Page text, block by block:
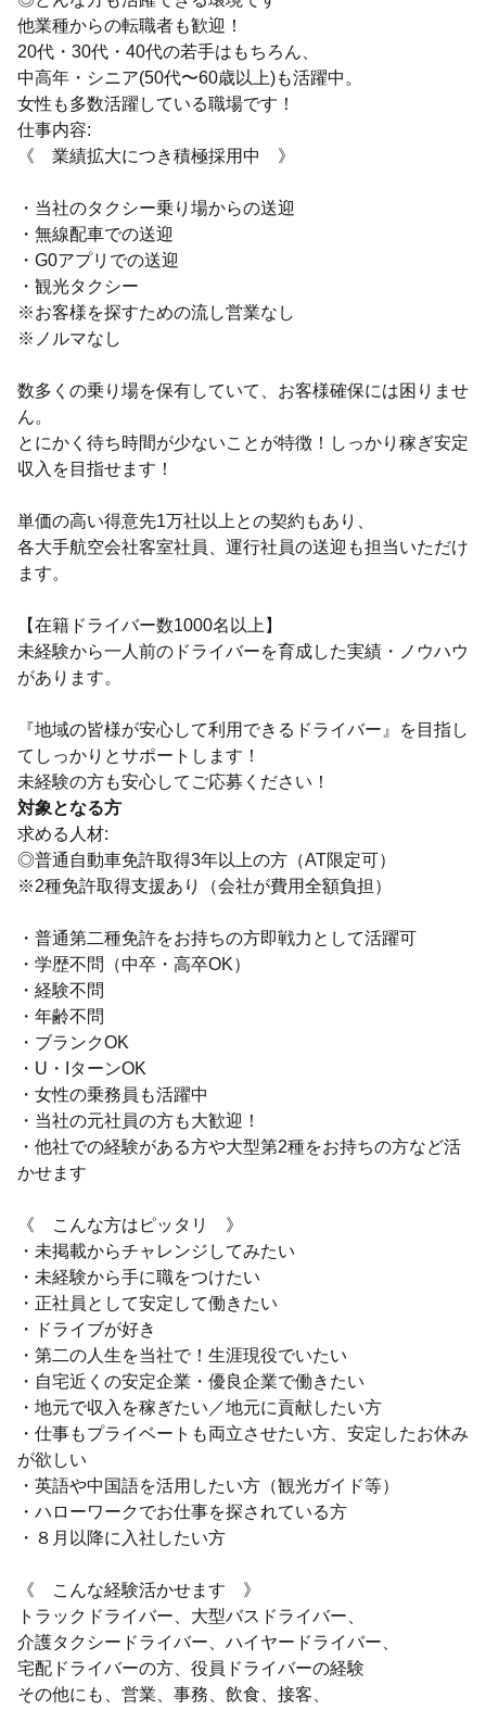
他業種からの転職者も歓迎！
20代・30代・40代の若手はもちろん、
中高年・シニア(50代〜60歳以上)も活躍中。
女性も多数活躍している職場です！
仕事内容:
《 業績拡大につき積極採用中 》
・当社のタクシー乗り場からの送迎
・無線配車での送迎
・G0アプリでの送迎
・観光タクシー
※お客様を探すための流し営業なし
※ノルマなし
数多くの乗り場を保有していて、お客様確保には困りませ
ん。
とにかく待ち時間が少ないことが特徴！しっかり稼ぎ安定
収入を目指せます！
単価の高い得意先1万社以上との契約もあり、
各大手航空会社客室社員、運行社員の送迎も担当いただけ
ます。
【在籍ドライバー数1000名以上】
未経験から一人前のドライバーを育成した実績・ノウハウ
があります。
『地域の皆様が安心して利用できるドライバー』を目指し
てしっかりとサポートします！
未経験の方も安心してご応募ください！
対象となる方
求める人材:
◎普通自動車免許取得3年以上の方（AT限定可）
※2種免許取得支援あり（会社が費用全額負担）
・普通第二種免許をお持ちの方即戦力として活躍可
・学歴不問（中卒・高卒OK）
・経験不問
・年齢不問
・ブランクOK
・U・IターンOK
・女性の乗務員も活躍中
・当社の元社員の方も大歓迎！
・他社での経験がある方や大型第2種をお持ちの方など活
かせます
《 こんな方はピッタリ 》
・未掲載からチャレンジしてみたい
・未経験から手に職をつけたい
・正社員として安定して働きたい
・ドライブが好き
・第二の人生を当社で！生涯現役でいたい
・自宅近くの安定企業・優良企業で働きたい
・地元で収入を稼ぎたい／地元に貢献したい方
・仕事もプライベートも両立させたい方、安定したお休み
が欲しい
・英語や中国語を活用したい方（観光ガイド等）
・ハローワークでお仕事を探されている方
・８月以降に入社したい方
《 こんな経験活かせます 》
トラックドライバー、大型バスドライバー、
介護タクシードライバー、ハイヤードライバー、
宅配ドライバーの方、役員ドライバーの経験
その他にも、営業、事務、飲食、接客、